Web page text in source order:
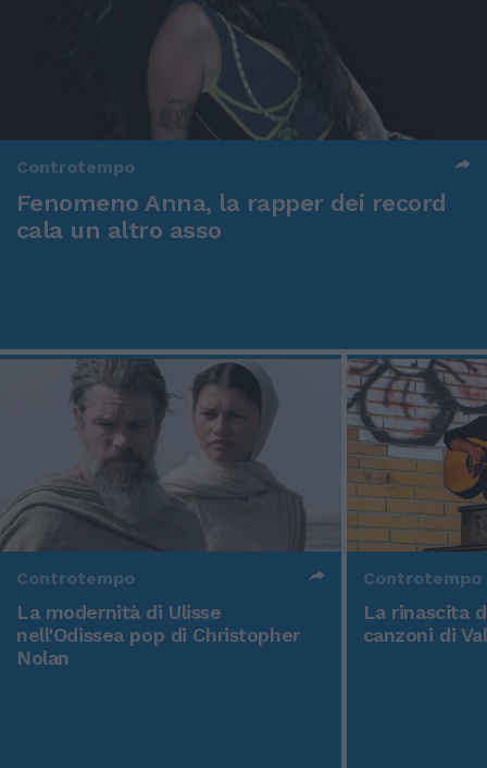
Controtempo
Fenomeno Anna, la rapper dei record
cala un altro asso
Controtempo
La modernità di Ulisse
nell'Odissea pop di Christopher
Nolan
Controtempo
La rinascita
canzoni di